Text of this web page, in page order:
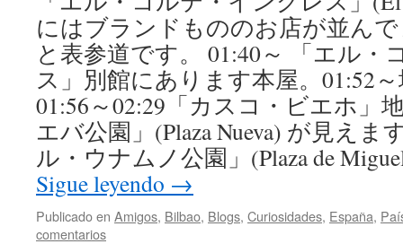
にはブランドもののお店が並ん
と表参道です。 01:40～ 「エル・
ス」別館にあります本屋。01:52
01:56～02:29「カスコ・ビエホ」
エバ公園」(Plaza Nueva) が見えま
ル・ウナムノ公園」(Plaza de
Sigue leyendo →
Publicado en Amigos, Bilbao, Blogs, Curiosidades, España,
comentarios